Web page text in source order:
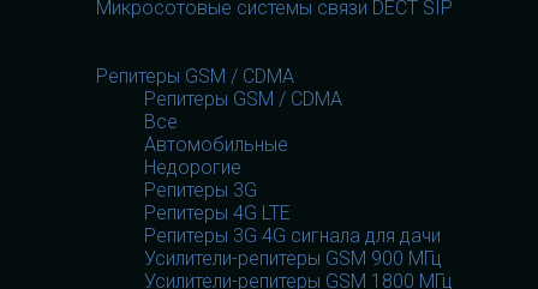
Микросотовые системы связи DECT SIP
Репитеры GSM / CDMA
Репитеры GSM / CDMA
Все
Автомобильные
Недорогие
Репитеры 3G
Репитеры 4G LTE
Репитеры 3G 4G сигнала для дачи
Усилители-репитеры GSM 900 МГц
Усилители-репитеры GSM 1800 МГц